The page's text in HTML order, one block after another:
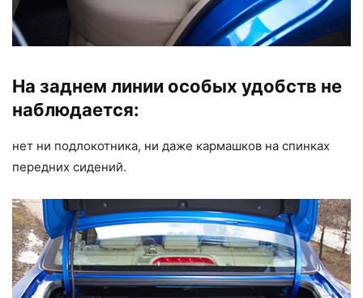
На заднем линии особых удобств не
наблю­дается:
нет ни подлокотника, ни даже кармашков на спинках
передних сидений.